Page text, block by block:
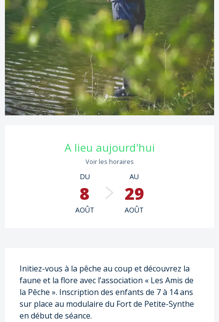
Ouverture et coordonnées
A lieu aujourd'hui
Voir les horaires
DU
8
AOÛT
AU
29
AOÛT
Description
Initiez-vous à la pêche au coup et découvrez la
faune et la flore avec l’association « Les Amis de
la Pêche ». Inscription des enfants de 7 à 14 ans
sur place au modulaire du Fort de Petite-Synthe
en début de séance.